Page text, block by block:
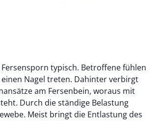
typisch. Betroffene fühlen
Nagel treten. Dahinter verbirgt
am Fersenbein, woraus mit
Durch die ständige Belastung
Meist bringt die Entlastung des